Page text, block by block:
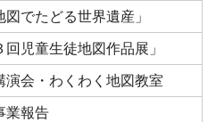
でたどる世界遺産」
児童生徒地図作品展」
会・わくわく地図教室
報告